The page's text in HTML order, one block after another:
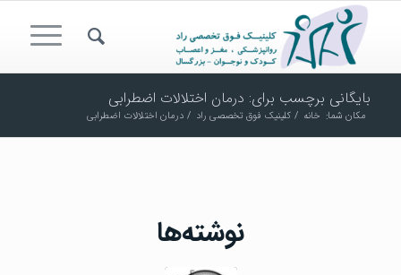
بایگانی برچسب برای: درمان اختلالات اضطرابی
مکان شما: خانه / کلینیک فوق تخصصی راد / درمان اختلالات اضطرابی
نوشته‌ها